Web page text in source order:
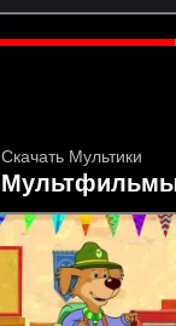
Скачать Мультики